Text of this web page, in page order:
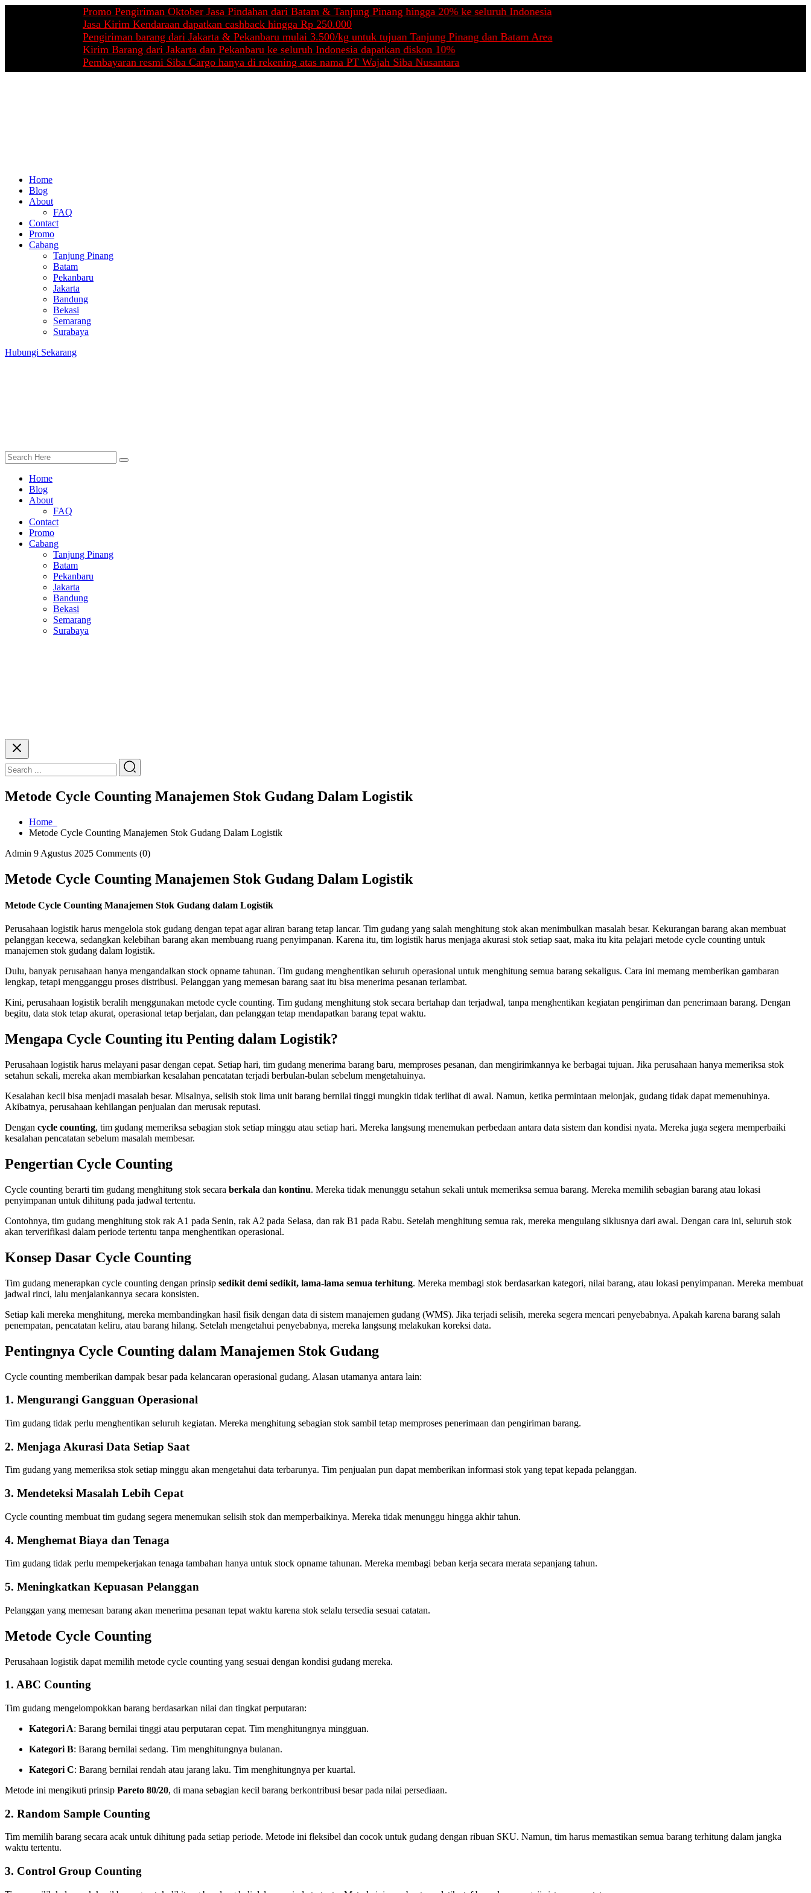
Promo Pengiriman Oktober Jasa Pindahan dari Batam & Tanjung Pinang hingga 20% ke seluruh Indonesia
Jasa Kirim Kendaraan dapatkan cashback hingga Rp 250.000
Pengiriman barang dari Jakarta & Pekanbaru mulai 3.500/kg untuk tujuan Tanjung Pinang dan Batam Area
Kirim Barang dari Jakarta dan Pekanbaru ke seluruh Indonesia dapatkan diskon 10%
Pembayaran resmi Siba Cargo hanya di rekening atas nama PT Wajah Siba Nusantara
Home
Blog
About
FAQ
Contact
Promo
Cabang
Tanjung Pinang
Batam
Pekanbaru
Jakarta
Bandung
Bekasi
Semarang
Surabaya
Hubungi Sekarang
Home
Blog
About
FAQ
Contact
Promo
Cabang
Tanjung Pinang
Batam
Pekanbaru
Jakarta
Bandung
Bekasi
Semarang
Surabaya
Metode Cycle Counting Manajemen Stok Gudang Dalam Logistik
Home
Metode Cycle Counting Manajemen Stok Gudang Dalam Logistik
Admin 9 Agustus 2025 Comments (0)
Metode Cycle Counting Manajemen Stok Gudang Dalam Logistik
Metode Cycle Counting Manajemen Stok Gudang dalam Logistik
Perusahaan logistik harus mengelola stok gudang dengan tepat agar aliran barang tetap lancar. Tim gudang yang salah menghitung stok akan menimbulkan masalah besar. Kekurangan barang akan membuat
pelanggan kecewa, sedangkan kelebihan barang akan membuang ruang penyimpanan. Karena itu, tim logistik harus menjaga akurasi stok setiap saat, maka itu kita pelajari metode cycle counting untuk
manajemen stok gudang dalam logistik.
Dulu, banyak perusahaan hanya mengandalkan stock opname tahunan. Tim gudang menghentikan seluruh operasional untuk menghitung semua barang sekaligus. Cara ini memang memberikan gambaran
lengkap, tetapi mengganggu proses distribusi. Pelanggan yang memesan barang saat itu bisa menerima pesanan terlambat.
Kini, perusahaan logistik beralih menggunakan metode cycle counting. Tim gudang menghitung stok secara bertahap dan terjadwal, tanpa menghentikan kegiatan pengiriman dan penerimaan barang. Dengan
begitu, data stok tetap akurat, operasional tetap berjalan, dan pelanggan tetap mendapatkan barang tepat waktu.
Mengapa Cycle Counting itu Penting dalam Logistik?
Perusahaan logistik harus melayani pasar dengan cepat. Setiap hari, tim gudang menerima barang baru, memproses pesanan, dan mengirimkannya ke berbagai tujuan. Jika perusahaan hanya memeriksa stok
setahun sekali, mereka akan membiarkan kesalahan pencatatan terjadi berbulan-bulan sebelum mengetahuinya.
Kesalahan kecil bisa menjadi masalah besar. Misalnya, selisih stok lima unit barang bernilai tinggi mungkin tidak terlihat di awal. Namun, ketika permintaan melonjak, gudang tidak dapat memenuhinya.
Akibatnya, perusahaan kehilangan penjualan dan merusak reputasi.
Dengan cycle counting, tim gudang memeriksa sebagian stok setiap minggu atau setiap hari. Mereka langsung menemukan perbedaan antara data sistem dan kondisi nyata. Mereka juga segera memperbaiki
kesalahan pencatatan sebelum masalah membesar.
Pengertian Cycle Counting
Cycle counting berarti tim gudang menghitung stok secara berkala dan kontinu. Mereka tidak menunggu setahun sekali untuk memeriksa semua barang. Mereka memilih sebagian barang atau lokasi
penyimpanan untuk dihitung pada jadwal tertentu.
Contohnya, tim gudang menghitung stok rak A1 pada Senin, rak A2 pada Selasa, dan rak B1 pada Rabu. Setelah menghitung semua rak, mereka mengulang siklusnya dari awal. Dengan cara ini, seluruh stok
akan terverifikasi dalam periode tertentu tanpa menghentikan operasional.
Konsep Dasar Cycle Counting
Tim gudang menerapkan cycle counting dengan prinsip sedikit demi sedikit, lama-lama semua terhitung. Mereka membagi stok berdasarkan kategori, nilai barang, atau lokasi penyimpanan. Mereka membuat
jadwal rinci, lalu menjalankannya secara konsisten.
Setiap kali mereka menghitung, mereka membandingkan hasil fisik dengan data di sistem manajemen gudang (WMS). Jika terjadi selisih, mereka segera mencari penyebabnya. Apakah karena barang salah
penempatan, pencatatan keliru, atau barang hilang. Setelah mengetahui penyebabnya, mereka langsung melakukan koreksi data.
Pentingnya Cycle Counting dalam Manajemen Stok Gudang
Cycle counting memberikan dampak besar pada kelancaran operasional gudang. Alasan utamanya antara lain:
1. Mengurangi Gangguan Operasional
Tim gudang tidak perlu menghentikan seluruh kegiatan. Mereka menghitung sebagian stok sambil tetap memproses penerimaan dan pengiriman barang.
2. Menjaga Akurasi Data Setiap Saat
Tim gudang yang memeriksa stok setiap minggu akan mengetahui data terbarunya. Tim penjualan pun dapat memberikan informasi stok yang tepat kepada pelanggan.
3. Mendeteksi Masalah Lebih Cepat
Cycle counting membuat tim gudang segera menemukan selisih stok dan memperbaikinya. Mereka tidak menunggu hingga akhir tahun.
4. Menghemat Biaya dan Tenaga
Tim gudang tidak perlu mempekerjakan tenaga tambahan hanya untuk stock opname tahunan. Mereka membagi beban kerja secara merata sepanjang tahun.
5. Meningkatkan Kepuasan Pelanggan
Pelanggan yang memesan barang akan menerima pesanan tepat waktu karena stok selalu tersedia sesuai catatan.
Metode Cycle Counting
Perusahaan logistik dapat memilih metode cycle counting yang sesuai dengan kondisi gudang mereka.
1. ABC Counting
Tim gudang mengelompokkan barang berdasarkan nilai dan tingkat perputaran:
Kategori A: Barang bernilai tinggi atau perputaran cepat. Tim menghitungnya mingguan.
Kategori B: Barang bernilai sedang. Tim menghitungnya bulanan.
Kategori C: Barang bernilai rendah atau jarang laku. Tim menghitungnya per kuartal.
Metode ini mengikuti prinsip Pareto 80/20, di mana sebagian kecil barang berkontribusi besar pada nilai persediaan.
2. Random Sample Counting
Tim memilih barang secara acak untuk dihitung pada setiap periode. Metode ini fleksibel dan cocok untuk gudang dengan ribuan SKU. Namun, tim harus memastikan semua barang terhitung dalam jangka
waktu tertentu.
3. Control Group Counting